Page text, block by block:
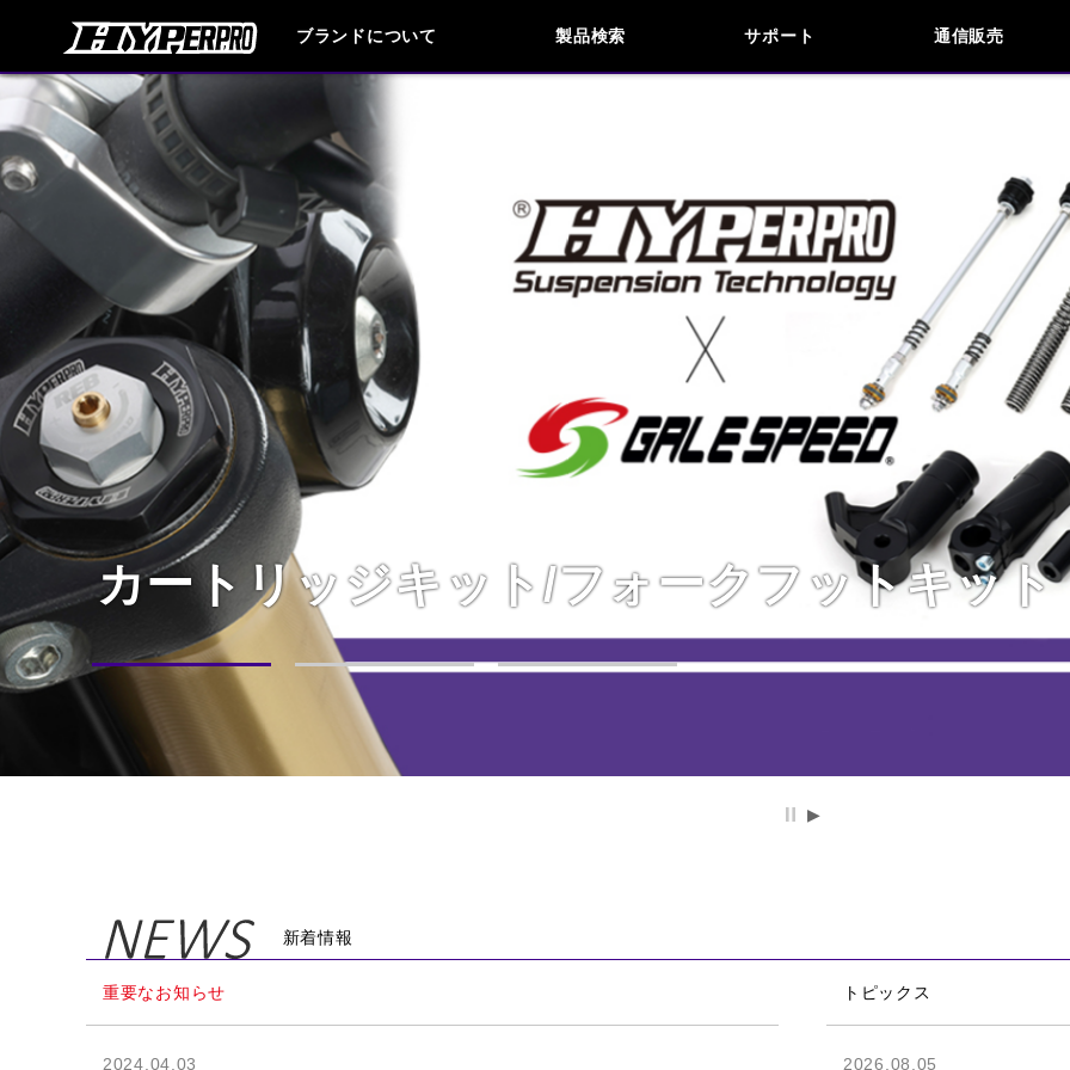
ブランドについて 製品検索 サポート
お問い合わせ
よくあるご質問
通信販売
HONDA YAMAHA SUZUKI KAWASAKI APRILIA BENELLI BMW
HARLEY DAVIDSON HUSQVANA KTM MOTO GUZZI MV
TRIUMPH
閉じる
カートリッジキット/フォークフットキット
V-STROM250SX用ローダウンスプリング
リアショック
新着情報
重要なお知らせ
2024.04.03
トピックス
2026.08.05